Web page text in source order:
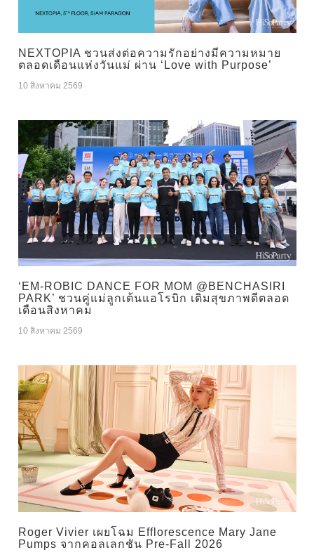
NEXTOPIA ชวนส่งต่อความรักอย่างมีความหมาย
ตลอดเดือนแห่งวันแม่ ผ่าน ‘Love with Purpose’
10 สิงหาคม 2569
‘EM-ROBIC DANCE FOR MOM @BENCHASIRI
PARK’ ชวนคู่แม่ลูกเต้นแอโรบิก เติมสุขภาพดีตลอด
เดือนสิงหาคม
10 สิงหาคม 2569
Roger Vivier เผยโฉม Efflorescence Mary Jane
Pumps จากคอลเลกชัน Pre-Fall 2026